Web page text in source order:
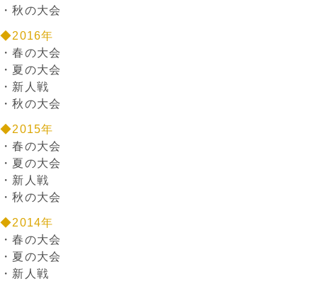
・秋の大会
◆2016年
・春の大会
・ 夏の大会
・ 新人戦
・秋の大会
◆2015年
・春の大会
・ 夏の大会
・ 新人戦
・秋の大会
◆2014年
・春の大会
・ 夏の大会
・ 新人戦